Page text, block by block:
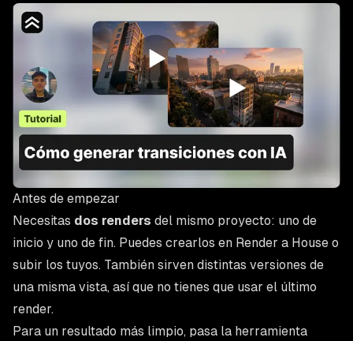
Antes de empezar
Necesitas dos renders del mismo proyecto: uno de
inicio y uno de fin. Puedes crearlos en Render a House o
subir los tuyos. También sirven distintas versiones de
una misma vista, así que no tienes que usar el último
render.
Para un resultado más limpio, pasa la herramienta